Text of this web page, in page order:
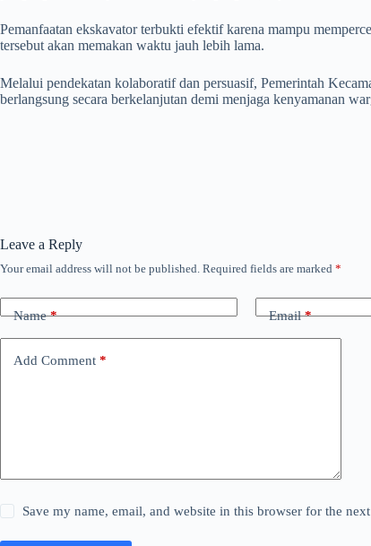
Pemanfaatan ekskavator terbukti efektif karena mampu
tersebut akan memakan waktu jauh lebih lama.
Melalui pendekatan kolaboratif dan persuasif, Pemerintah
berlangsung secara berkelanjutan demi menjaga kenyamanan
Leave a Reply
Your email address will not be published. Required fields are marked *
Name* Email*
Add Comment *
Save my name, email, and website in this browser for the